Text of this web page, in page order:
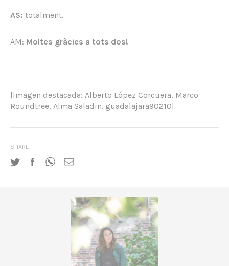
AS: totalment.
AM: Moltes gràcies a tots dos!
[Imagen destacada: Alberto López Corcuera, Marco
Roundtree, Alma Saladin. guadalajara90210]
SHARE